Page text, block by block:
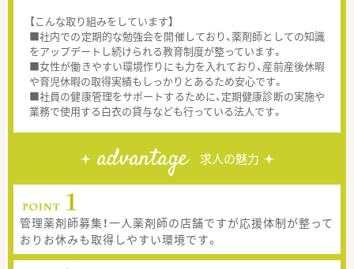
【こんな取り組みをしています】
■社内での定期的な勉強会を開催しており、薬剤師としての知識
をアップデートし続けられる教育制度が整っています。
■女性が働きやすい環境作りにも力を入れており、産前産後休暇
や育児休暇の取得実績もしっかりとあるため安心です。
■社員の健康管理をサポートするために、定期健康診断の実施や
業務で使用する白衣の貸与なども行っている法人です。
advantage 求人の魅力
管理薬剤師募集！一人薬剤師の店舗ですが応援体制が整って
おりお休みも取得しやすい環境です。